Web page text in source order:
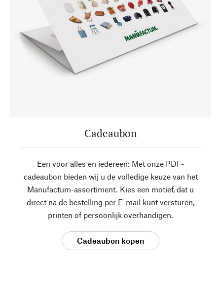
Cadeaubon
Een voor alles en iedereen: Met onze PDF-
cadeaubon bieden wij u de volledige keuze van het
Manufactum-assortiment. Kies een motief, dat u
direct na de bestelling per E-mail kunt versturen,
printen of persoonlijk overhandigen.
Cadeaubon kopen